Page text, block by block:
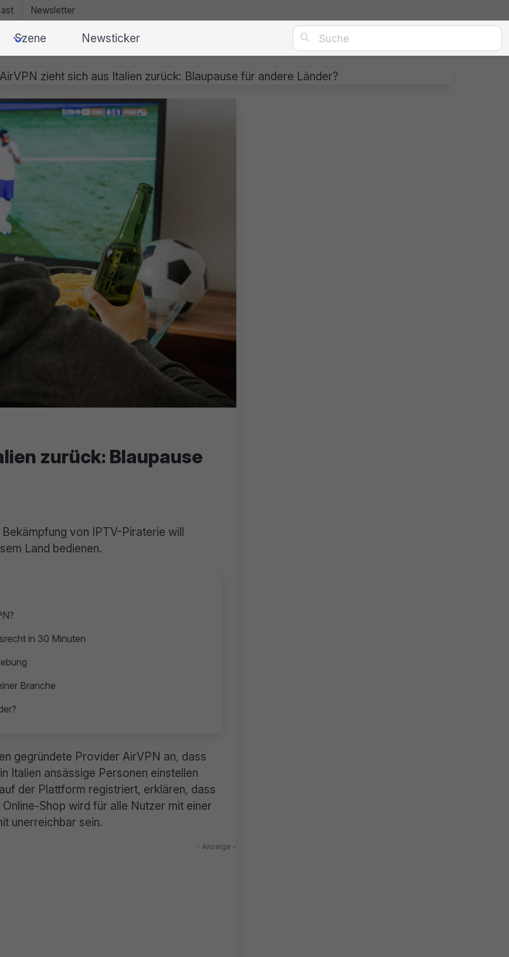
Newsletter
Szene Newsticker 
AirVPN zieht sich aus Italien zurück: Blaupause für andere Länder?
zurück: Blaupause
von IPTV-Piraterie will
Land bedienen.
in 30 Minuten
Branche
gegründete Provider AirVPN an, dass
Italien ansässige Personen einstellen
der Plattform registriert, erklären, dass
Shop wird für alle Nutzer mit einer
unerreichbar sein.